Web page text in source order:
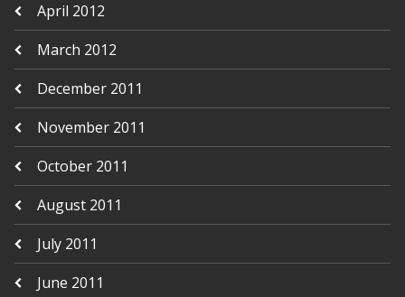
April 2012
March 2012
December 2011
November 2011
October 2011
August 2011
July 2011
June 2011